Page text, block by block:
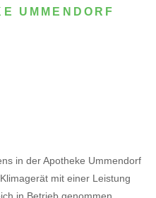
UMMENDORF
in der Apotheke Ummendorf
mit einer Leistung
in Betrieb genommen.